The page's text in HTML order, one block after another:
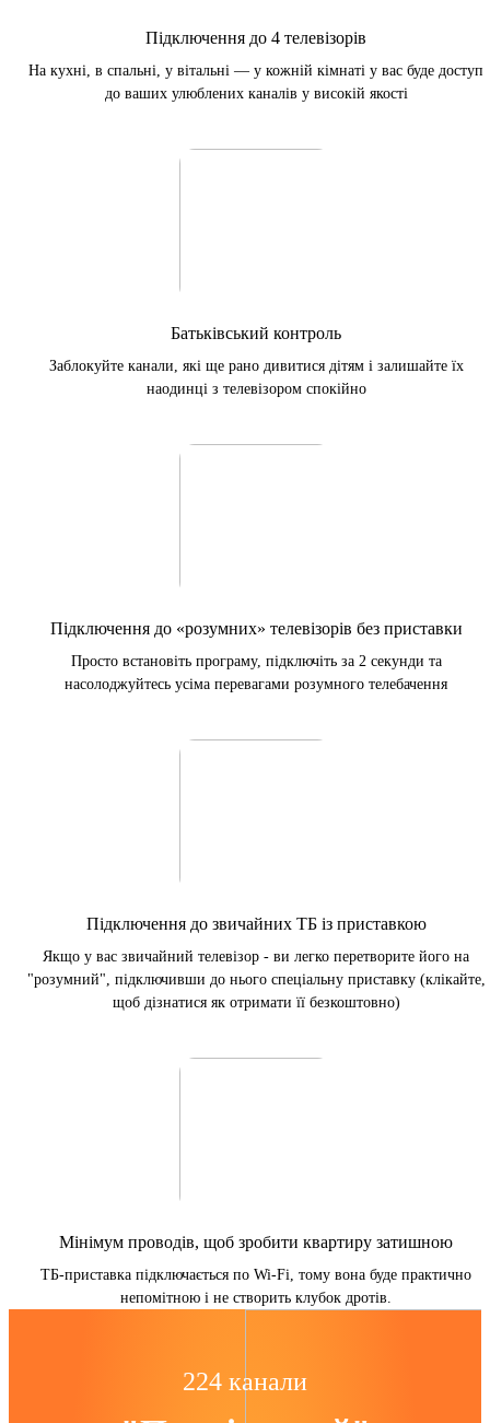
Підключення до 4 телевізорів
На кухні, в спальні, у вітальні — у кожній кімнаті у вас буде доступ
до ваших улюблених каналів у високій якості
Батьківський контроль
Заблокуйте канали, які ще рано дивитися дітям і залишайте їх
наодинці з телевізором спокійно
Підключення до «розумних» телевізорів без приставки
Просто встановіть програму, підключіть за 2 секунди та
насолоджуйтесь усіма перевагами розумного телебачення
Підключення до звичайних ТБ із приставкою
Якщо у вас звичайний телевізор - ви легко перетворите його на
"розумний", підключивши до нього спеціальну приставку (клікайте,
щоб дізнатися як отримати її безкоштовно)
Мінімум проводів, щоб зробити квартиру затишною
ТБ-приставка підключається по Wi-Fi, тому вона буде практично
непомітною і не створить клубок дротів.
224 канали